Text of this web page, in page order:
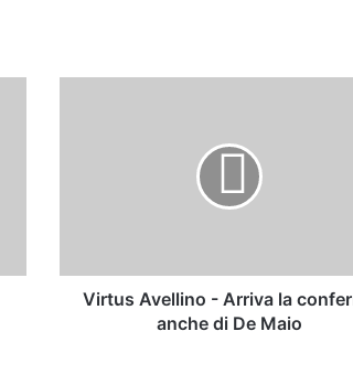
De
MaioVirtus Avellino - Arriva la
anche di De Maio